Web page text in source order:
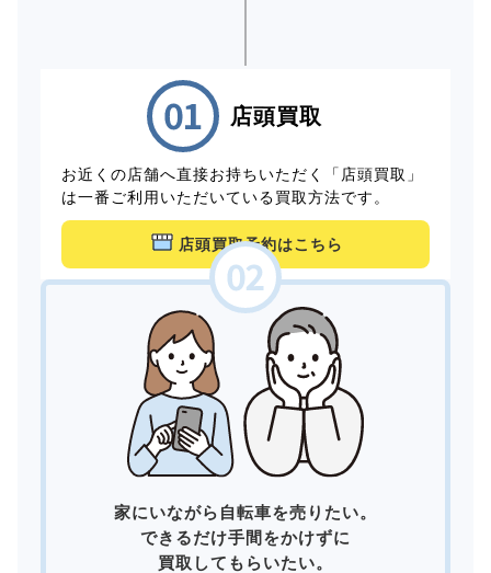
店頭買取
お近くの店舗へ直接お持ちいただく「店頭買取」
は一番ご利用いただいている買取方法です。
店頭買取予約はこちら
家にいながら自転車を売りたい。
できるだけ手間をかけずに
買取してもらいたい。